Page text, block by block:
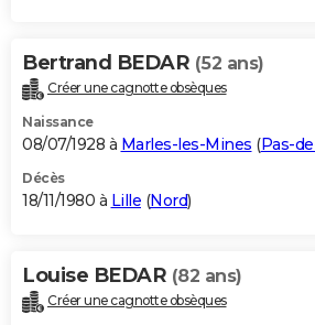
Bertrand BEDAR (52 ans)
Créer une cagnotte obsèques
Naissance
08/07/1928 à Marles-les-Mines (Pas-
Décès
18/11/1980 à Lille (Nord)
Louise BEDAR (82 ans)
Créer une cagnotte obsèques